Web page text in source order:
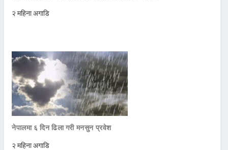
२ महिना अगाडि
नेपालमा ६ दिन ढिला गरी मनसुन प्रवेश
२ महिना अगाडि